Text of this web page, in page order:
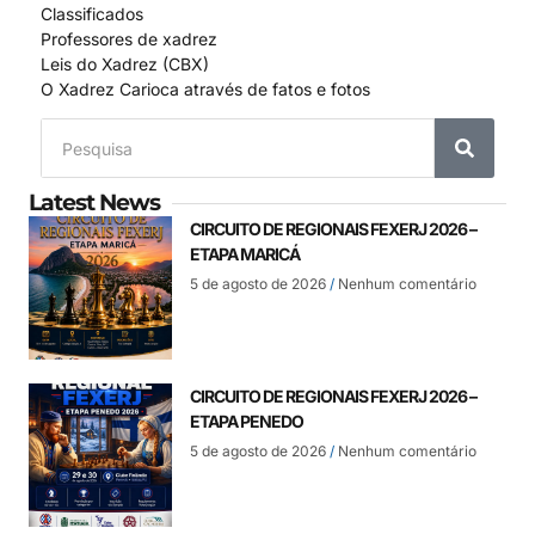
Classificados
Professores de xadrez
Leis do Xadrez (CBX)
O Xadrez Carioca através de fatos e fotos
Latest News
CIRCUITO DE REGIONAIS FEXERJ 2026 –
ETAPA MARICÁ
5 de agosto de 2026 Nenhum comentário
CIRCUITO DE REGIONAIS FEXERJ 2026 –
ETAPA PENEDO
5 de agosto de 2026 Nenhum comentário